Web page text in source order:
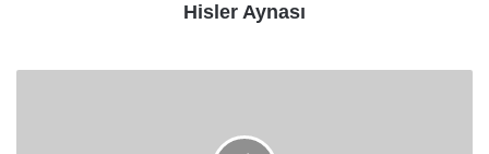
Hisler Aynası